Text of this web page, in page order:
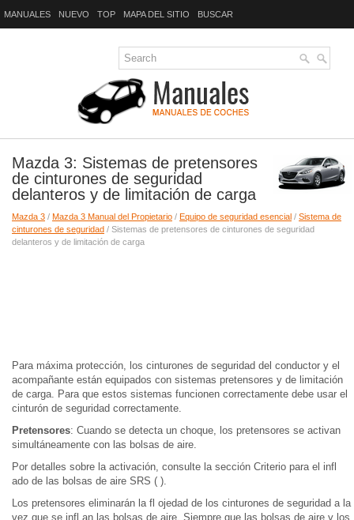
MANUALES NUEVO TOP MAPA DEL SITIO BUSCAR
Mazda 3: Sistemas de pretensores
de cinturones de seguridad
delanteros y de limitación de carga
Mazda 3 / Mazda 3 Manual del Propietario / Equipo de seguridad esencial / Sistema de
cinturones de seguridad / Sistemas de pretensores de cinturones de seguridad
delanteros y de limitación de carga
Para máxima protección, los cinturones de seguridad del conductor y el
acompañante están equipados con sistemas pretensores y de limitación
de carga. Para que estos sistemas funcionen correctamente debe usar el
cinturón de seguridad correctamente.
Pretensores: Cuando se detecta un choque, los pretensores se activan
simultáneamente con las bolsas de aire.
Por detalles sobre la activación, consulte la sección Criterio para el infl
ado de las bolsas de aire SRS ( ).
Los pretensores eliminarán la fl ojedad de los cinturones de seguridad a la
vez que se infl an las bolsas de aire. Siempre que las bolsas de aire y los